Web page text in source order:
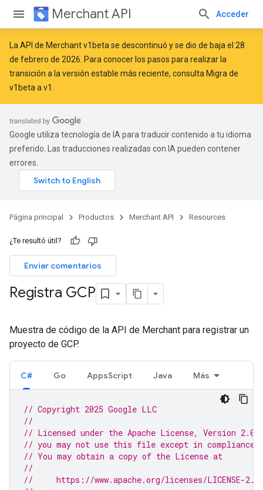
Merchant API Acceder
La API de Merchant v1beta se descontinuó y se dio de baja el 28
de febrero de 2026. Para conocer los pasos para realizar la
transición a la versión estable más reciente, consulta Migra de
v1beta a v1
Google utiliza tecnología de IA para traducir contenido a tu idioma
preferido. Las traducciones realizadas con IA pueden contener
errores.
Página principal Productos Merchant API Resources
¿Te resultó útil?
Enviar comentarios
Registra GCP
Muestra de código de la API de Merchant para registrar un
proyecto de GCP.
C# Go AppsScript Java Más
// Copyright 2025 Google LLC
//
// Licensed under the Apache License, Version
// you may not use this file except in compliance
// You may obtain a copy of the License at
//
//     https://www.apache.org/licenses/LICENSE-2.0